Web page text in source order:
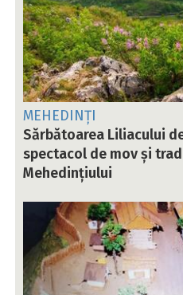
MEHEDINȚI
Sărbătoarea Liliacului
spectacol de mov și
Mehedințiului